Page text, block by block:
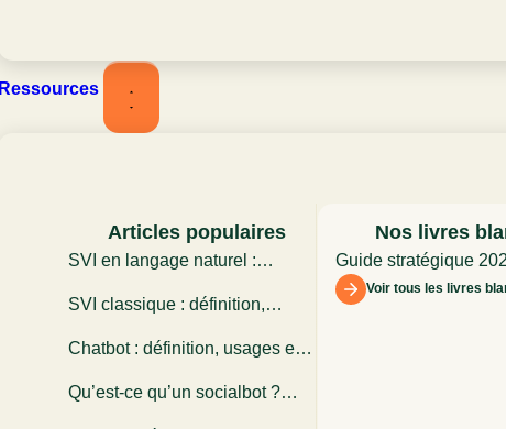
Ressources
Articles populaires
SVI en langage naturel :
l’expérience client
SVI classique : définition,
expérience client
Chatbot : définition, usages et
Qu’est-ce qu’un socialbot ?
Nos livres
Guide stratégique
assistants
Voir tous les livres